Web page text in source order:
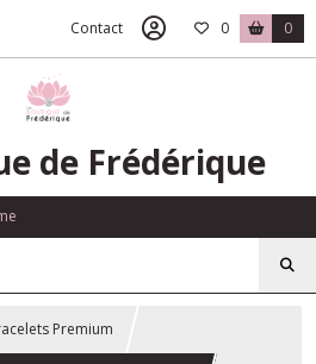
Contact 0 0
de Frédérique
Premium